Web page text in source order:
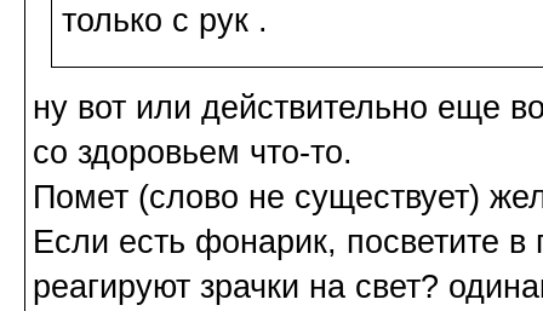
только с рук .
ну вот или действительно еще
со здоровьем что-то.
Помет (слово не существует)
Если есть фонарик, посветите в
реагируют зрачки на свет?